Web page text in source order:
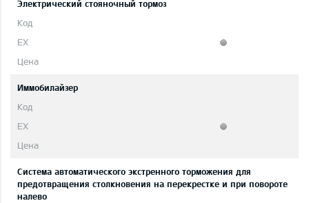
Электрический стояночный тормоз
Иммобилайзер
Система автоматического экстренного торможения для
предотвращения столкновения на перекрестке и при повороте
налево